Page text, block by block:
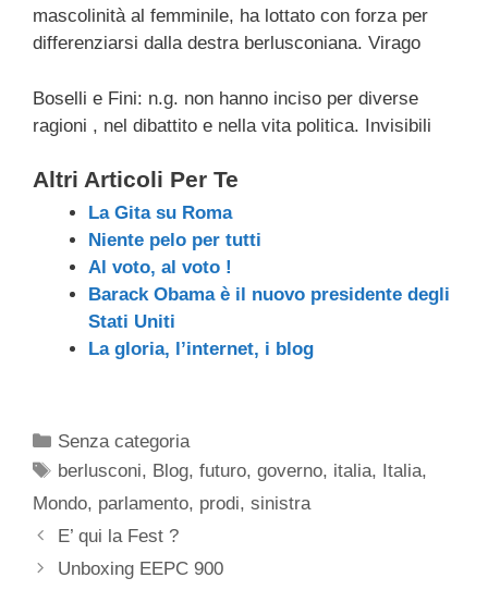
mascolinità al femminile, ha lottato con forza per
differenziarsi dalla destra berlusconiana. Virago
Boselli e Fini: n.g. non hanno inciso per diverse
ragioni , nel dibattito e nella vita politica. Invisibili
Altri Articoli Per Te
La Gita su Roma
Niente pelo per tutti
Al voto, al voto !
Barack Obama è il nuovo presidente degli
Stati Uniti
La gloria, l’internet, i blog
Categorie
Senza categoria
Tag
berlusconi, Blog,futuro,governo, italia, Italia,
Mondo, parlamento, prodi, sinistra
E’ qui la Fest ?
Unboxing EEPC 900